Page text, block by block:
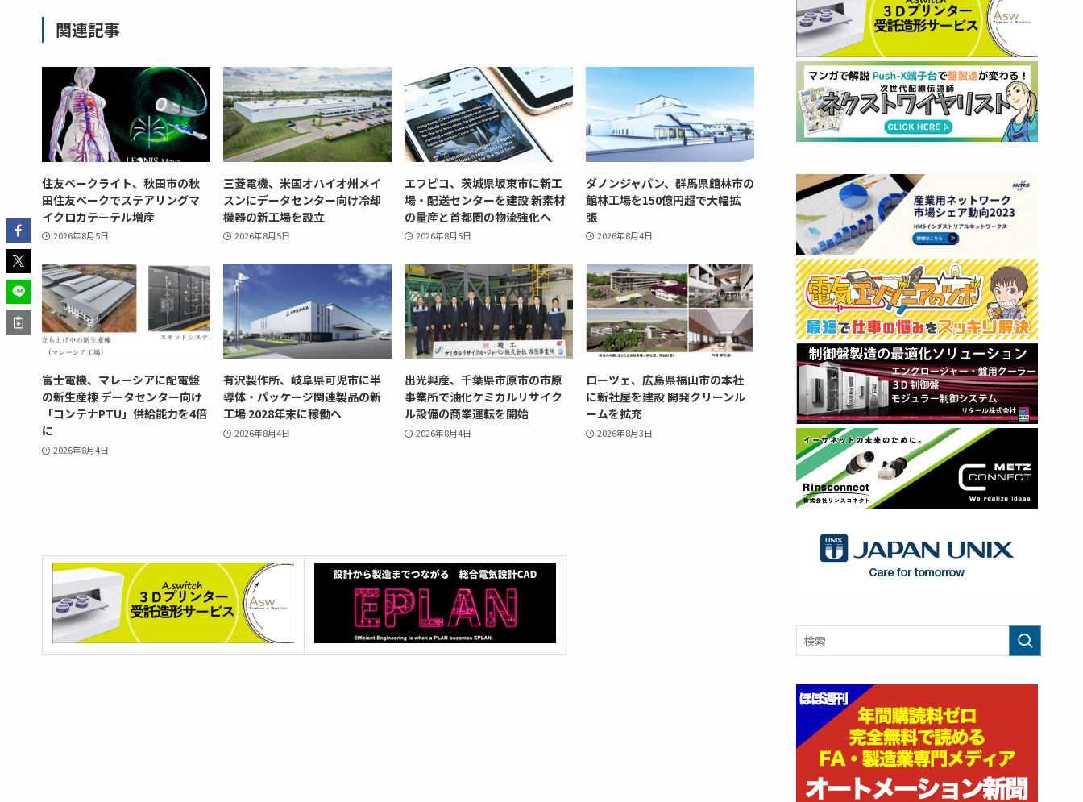
関連記事
住友ベークライト、秋田市の秋
田住友ベークでステアリングマ
イクロカテーテル増産
2026年8月5日
三菱電機、米国オハイオ州メイ
スンにデータセンター向け冷却
機器の新工場を設立
2026年8月5日
エフピコ、茨城県坂東市に新工
場・配送センターを建設 新素材
の量産と首都圏の物流強化へ
2026年8月5日
ダノンジャパン、群馬県館林市の
館林工場を150億円超で大幅拡
張
2026年8月4日
富士電機、マレーシアに配電盤
の新生産棟 データセンター向け
「コンテナPTU」供給能力を4倍
に
2026年8月4日
有沢製作所、岐阜県可児市に半
導体・パッケージ関連製品の新
工場 2028年末に稼働へ
2026年8月4日
出光興産、千葉県市原市の市原
事業所で油化ケミカルリサイク
ル設備の商業運転を開始
2026年8月4日
ローツェ、広島県福山市の本社
に新社屋を建設 開発クリーンル
ームを拡充
2026年8月3日